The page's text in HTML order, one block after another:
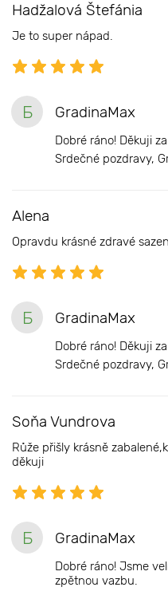
Hadžalová Štefánia
Je to super nápad.
Б GradinaMax
Dobré ráno! Děkuji
Srdečné pozdravy,
Alena
Opravdu krásné zdravé
Б GradinaMax
Dobré ráno! Děkuji
Srdečné pozdravy,
Soňa Vundrova
Růže přišly krásně
děkuji
Б GradinaMax
Dobré ráno! Jsme
zpětnou vazbu.